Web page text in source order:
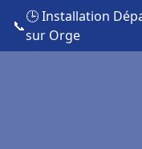
📞
🕒 Installation
sur Orge